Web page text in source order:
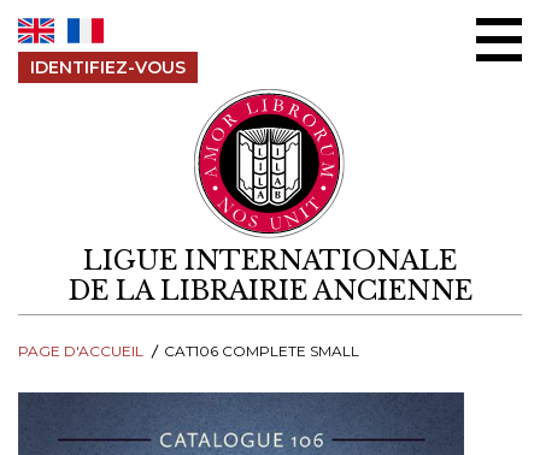
IDENTIFIEZ-VOUS
LIGUE INTERNATIONALE
DE LA LIBRAIRIE ANCIENNE
PAGE D'ACCUEIL CAT106 COMPLETE SMALL